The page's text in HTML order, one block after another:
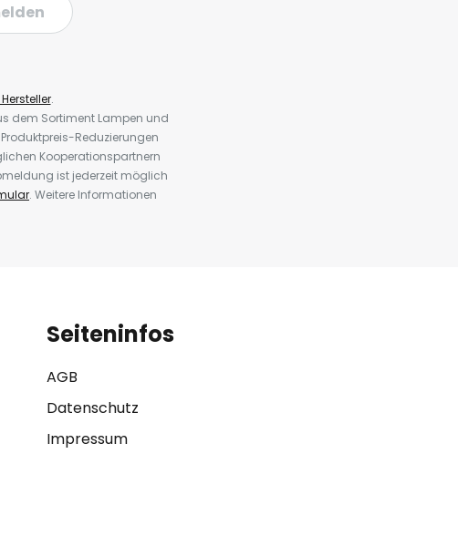
.
dem Sortiment Lampen und
Reduzierungen
Kooperationspartnern
ist jederzeit möglich
. Weitere Informationen
Seiteninfos
AGB
Datenschutz
Impressum